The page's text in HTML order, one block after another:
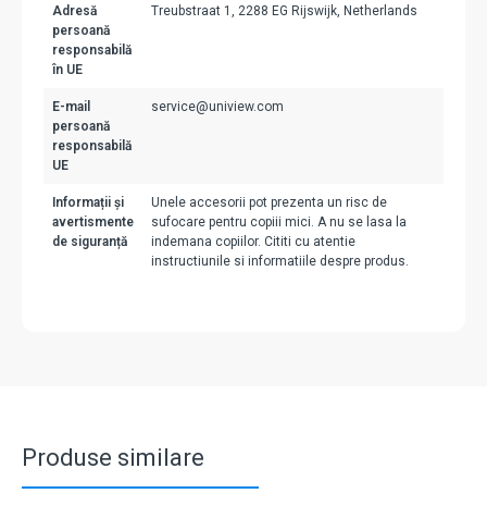
Adresă
persoană
responsabilă
în UE
Treubstraat 1, 2288 EG Rijswijk, Netherlands
E-mail
persoană
responsabilă
UE
service@uniview.com
Informații și
avertismente
de siguranță
Unele accesorii pot prezenta un risc de
sufocare pentru copiii mici. A nu se lasa la
indemana copiilor. Cititi cu atentie
instructiunile si informatiile despre produs.
Produse similare